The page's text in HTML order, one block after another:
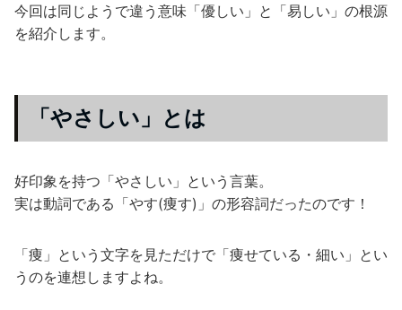
今回は同じようで違う意味「優しい」と「易しい」の根源
を紹介します。
「やさしい」とは
好印象を持つ「やさしい」という言葉。
実は動詞である「やす(痩す)」の形容詞だったのです！
「痩」という文字を見ただけで「痩せている・細い」とい
うのを連想しますよね。